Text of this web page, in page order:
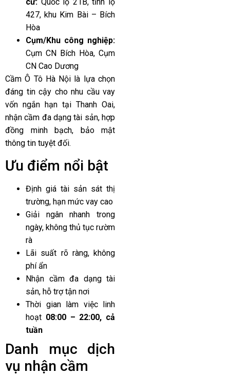
cư: Quốc lộ 21B, tỉnh lộ
427, khu Kim Bài – Bích
Hòa
Cụm/Khu công nghiệp:
Cụm CN Bích Hòa, Cụm
CN Cao Dương
Cầm Ô Tô Hà Nội là lựa chọn
đáng tin cậy cho nhu cầu vay
vốn ngắn hạn tại Thanh Oai,
nhận cầm đa dạng tài sản, hợp
đồng minh bạch, bảo mật
thông tin tuyệt đối.
Ưu điểm nổi bật
Định giá tài sản sát thị
trường, hạn mức vay cao
Giải ngân nhanh trong
ngày, không thủ tục rườm
rà
Lãi suất rõ ràng, không
phí ẩn
Nhận cầm đa dạng tài
sản, hỗ trợ tận nơi
Thời gian làm việc linh
hoạt 08:00 – 22:00, cả
tuần
Danh mục dịch
vụ nhận cầm